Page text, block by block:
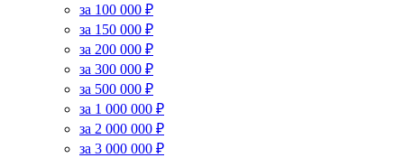
за 100 000 ₽
за 150 000 ₽
за 200 000 ₽
за 300 000 ₽
за 500 000 ₽
за 1 000 000 ₽
за 2 000 000 ₽
за 3 000 000 ₽